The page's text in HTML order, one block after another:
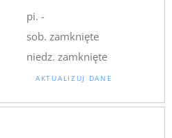
pi. -
sob. zamknięte
niedz. zamknięte
AKTUALIZUJ DANE